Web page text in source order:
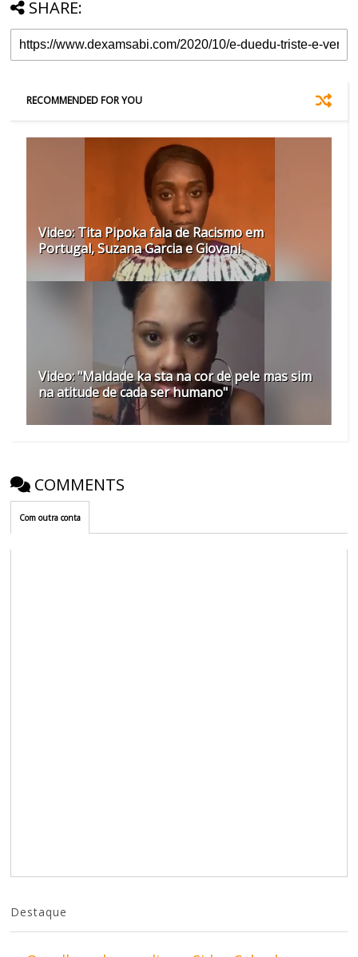
SHARE:
RECOMMENDED FOR YOU
Video: Tita Pipoka fala de Racismo em
Portugal, Suzana Garcia e Giovani
Video: "Maldade ka sta na cor de pele mas sim
na atitude de cada ser humano"
COMMENTS
Com outra conta
Destaque